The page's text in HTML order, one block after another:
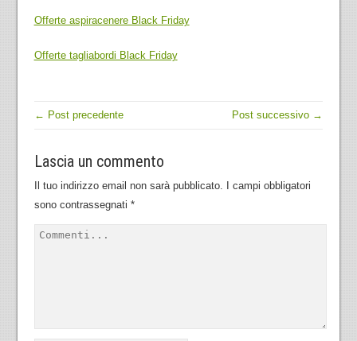
Offerte aspiracenere Black Friday
Offerte tagliabordi Black Friday
← Post precedente Post successivo →
Lascia un commento
Il tuo indirizzo email non sarà pubblicato. I campi obbligatori
sono contrassegnati *